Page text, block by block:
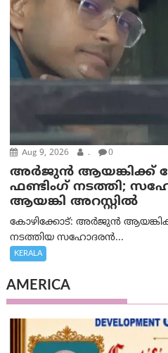
Aug 9, 2026 . 0
അർജുൻ ആയങ്കിക്ക്
ഫണ്ടിംഗ് നടത്തി;
ആയങ്കി അറസ്റ്റിൽ
കോഴിക്കോട്: അർജുൻ
നടത്തിയ സഹോദരന്‍...
KERALA
AMERICA